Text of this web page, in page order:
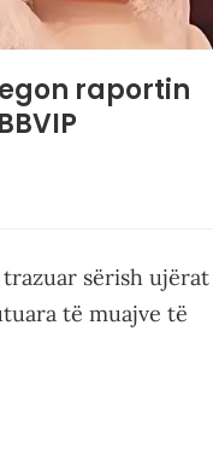
raportin
sërish ujërat
të muajve të